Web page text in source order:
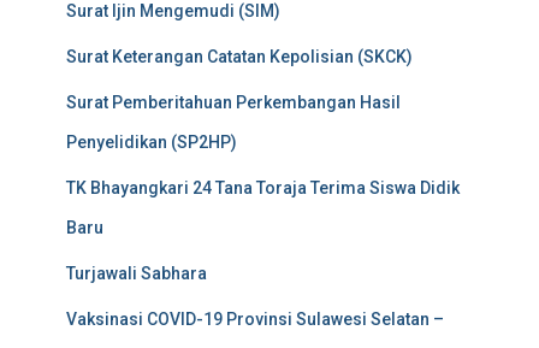
Surat Ijin Mengemudi (SIM)
Surat Keterangan Catatan Kepolisian (SKCK)
Surat Pemberitahuan Perkembangan Hasil
Penyelidikan (SP2HP)
TK Bhayangkari 24 Tana Toraja Terima Siswa Didik
Baru
Turjawali Sabhara
Vaksinasi COVID-19 Provinsi Sulawesi Selatan –